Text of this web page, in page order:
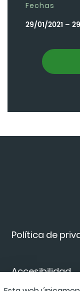
Fechas
29/01/2021 –
Política de
Accesibilidad